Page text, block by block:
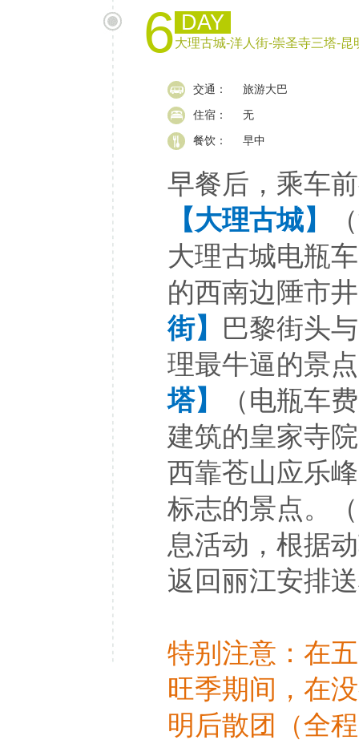
6 DAY
大理古城-洋人街-崇圣寺三塔-昆
交通： 旅游大巴
住宿： 无
餐饮： 早中
早餐后，乘车
【大理古城】
大理古城电瓶
的西南边陲市
街】
巴黎街头
理最牛逼的景
塔】
（电瓶车
建筑的皇家寺
西靠苍山应乐
标志的景点。
息活动，根据
返回丽江安排
特别注意：在
旺季期间，在
明后散团（全